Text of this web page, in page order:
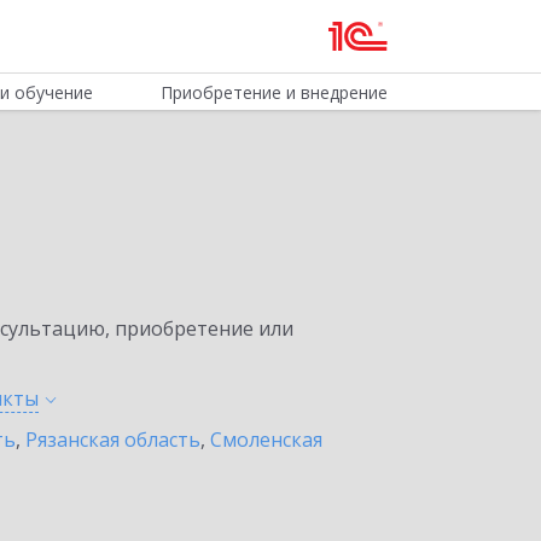
обучение Приобретение и внедрение
приобретение или
, Рязанская область, Смоленская